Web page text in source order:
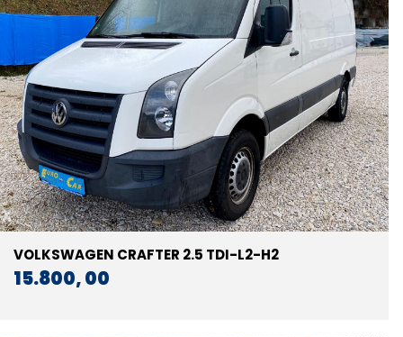
VOLKSWAGEN CRAFTER 2.5 TDI-L2-H2
15.800, 00